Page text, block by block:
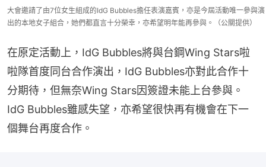
大會邀請了由7位女生組成的IdG Bubbles擔任表演嘉賓，亦是今屆活動唯一參與演
出的本地女子組合，她們都直言十分榮幸，亦希望明年能再參與。（公關提供）
在原定活動上，IdG Bubbles將與台鋼Wing Stars啦
啦隊首度同台合作演出，IdG Bubbles亦對此合作十
分期待，但無奈Wing Stars因簽證未能上台參與。
IdG Bubbles雖感失望，亦希望很快再有機會在下一
個舞台再度合作。